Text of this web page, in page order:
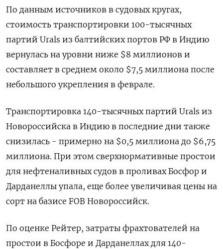
По данным источников в судовых кругах,
стоимость транспортировки 100-тысячных
партий Urals из балтийских портов РФ в Индию
вернулась на уровни ниже $8 миллионов и
составляет в среднем около $7,5 миллиона после
небольшого укрепления в феврале.
Транспортировка 140-тысячных партий Urals из
Новороссийска в Индию в последние дни также
снизилась - примерно на $0,5 миллиона до $6,75
миллиона. При этом сверхнормативные простои
для нефтеналивных судов в проливах Босфор и
Дарданеллы упала, еще более увеличивая цены на
сорт на базисе FOB Новороссийск.
По оценке Рейтер, затраты фрахтователей на
простои в Босфоре и Дарданеллах для 140-